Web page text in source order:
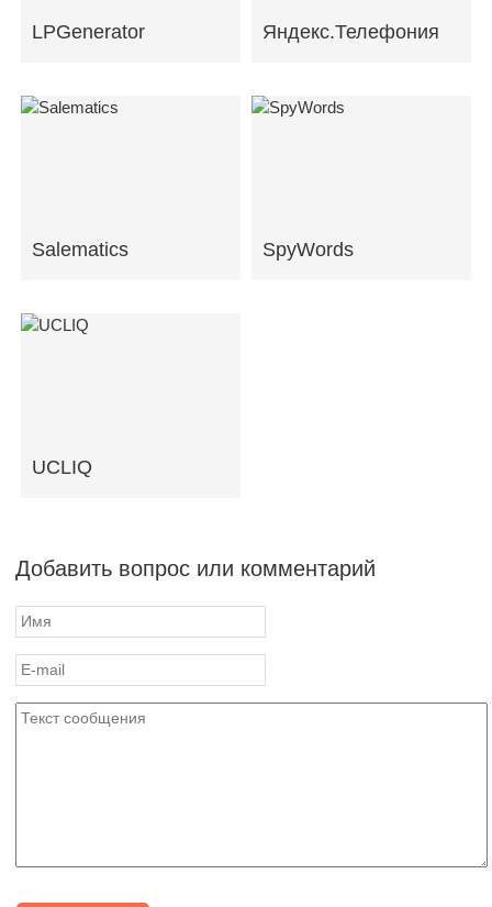
LPGenerator Яндекс.Телефония
Salematics SpyWords
UCLIQ
Добавить вопрос или комментарий